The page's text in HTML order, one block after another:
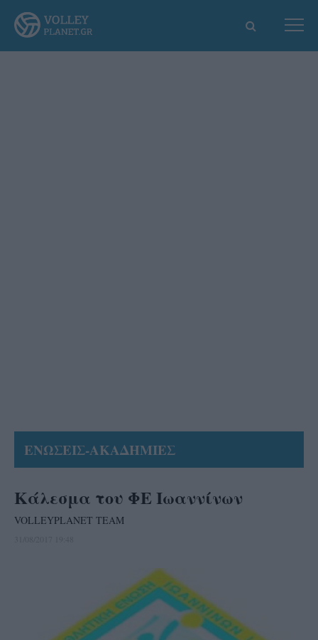
ΕΝΩΣΕΙΣ-ΑΚΑΔΗΜΙΕΣ
Κάλεσμα του ΦΕ Ιωαννίνων
VOLLEYPLANET TEAM